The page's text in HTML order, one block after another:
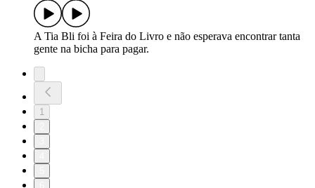
A Tia Bli foi à Feira do Livro e não esperava encontrar tanta
gente na bicha para pagar.
1